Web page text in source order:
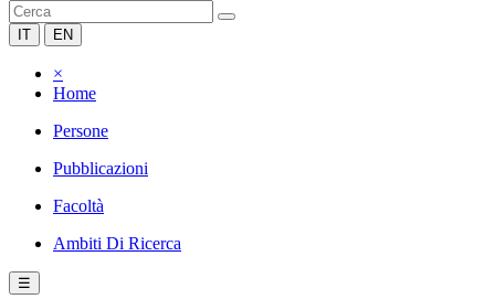
IT EN
×
Home
Persone
Pubblicazioni
Facoltà
Ambiti Di Ricerca
☰